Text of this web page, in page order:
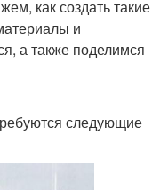
как создать такие
и
а также поделимся
следующие